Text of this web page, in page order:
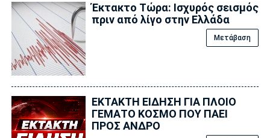
Έκτακτο Τώρα: Ισχυρός σεισμός
πριν από λίγο στην Ελλάδα
Μετάβαση
ΕΚΤΑΚΤΗ ΕΙΔΗΣΗ ΓΙΑ ΠΛΟΙΟ
ΓΕΜΑΤΟ ΚΟΣΜΟ ΠΟΥ ΠΑΕΙ
ΠΡΟΣ ΑΝΔΡΟ